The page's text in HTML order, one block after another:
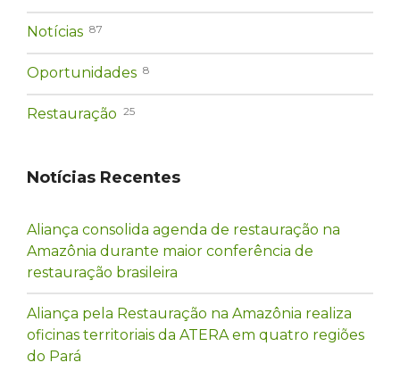
Notícias 87
Oportunidades 8
Restauração 25
Notícias Recentes
Aliança consolida agenda de restauração na
Amazônia durante maior conferência de
restauração brasileira
Aliança pela Restauração na Amazônia realiza
oficinas territoriais da ATERA em quatro regiões
do Pará